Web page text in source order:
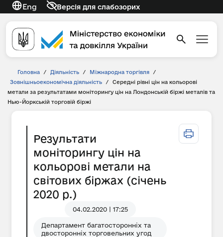
Eng Версія для слабозорих
Головна / Діяльність / Міжнародна торгівля
/
Зовнішньоекономічна діяльність
/
Середні рівні цін на кольорові
метали за результатами моніторингу цін на Лондонській біржі металів та
Нью-Йоркській торговій біржі
Результати
моніторингу цін на
кольорові метали на
світових біржах (січень
2020 р.)
04.02.2020 | 17:25
Департамент багатосторонніх та
двосторонніх торговельних угод